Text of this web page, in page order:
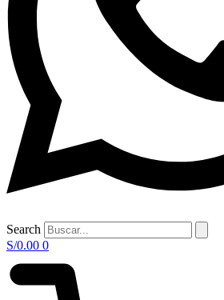
Search
S/0.00 0